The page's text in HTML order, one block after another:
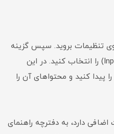
تنظیمات بروید. سپس گزینه
مربوط به منبع ورودی (Input Source) را انتخاب کنید. در این
کنید و محتواهای آن را
اضافی دارد، به دفترچه راهنمای